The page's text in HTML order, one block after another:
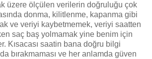
üzere ölçülen verilerin doğruluğu çok
donma, kilitlenme, kapanma gibi
ve veriyi kaybetmemek, veriyi saatten
saç baş yolmamak yine benim için
Kısacası saatin bana doğru bilgi
bırakmaması ve her anlamda güven